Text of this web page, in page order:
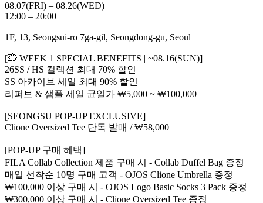
08.07(FRI) – 08.26(WED)
12:00 – 20:00
1F, 13, Seongsui-ro 7ga-gil, Seongdong-gu, Seoul
[💥 WEEK 1 SPECIAL BENEFITS | ~08.16(SUN)]
26SS / HS 컬렉션 최대 70% 할인
SS 아카이브 세일 최대 90% 할인
리퍼브 & 샘플 세일 균일가 ₩5,000 ~ ₩100,000
[SEONGSU POP-UP EXCLUSIVE]
Clione Oversized Tee 단독 발매 / ₩58,000
[POP-UP 구매 혜택]
FILA Collab Collection 제품 구매 시 - Collab Duffel Bag 증정
매일 선착순 10명 구매 고객 - OJOS Clione Umbrella 증정
₩100,000 이상 구매 시 - OJOS Logo Basic Socks 3 Pack 증정
₩300,000 이상 구매 시 - Clione Oversized Tee 증정